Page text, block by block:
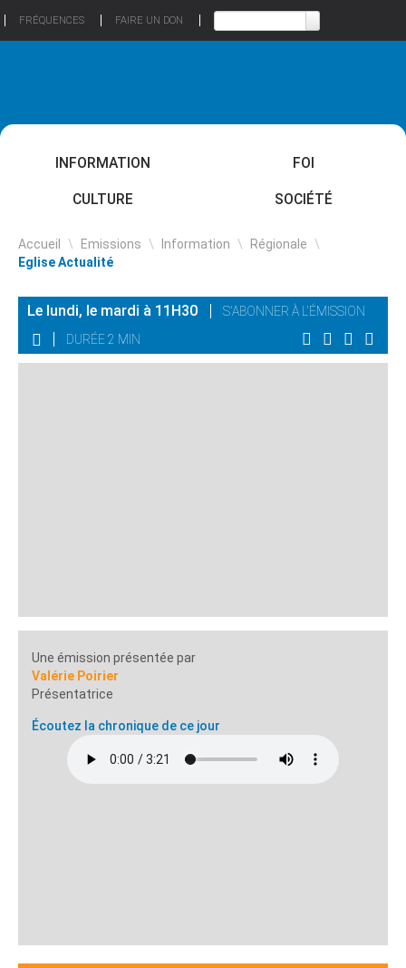
FRÉQUENCES FAIRE UN DON
INFORMATION FOI
CULTURE SOCIÉTÉ
Accueil \ Emissions \ Information \ Régionale \
Eglise Actualité
Le lundi, le mardi à 11H30
S'ABONNER À L'ÉMISSION
DURÉE 2 MIN
Une émission présentée par
Valérie Poirier
Présentatrice
Écoutez la chronique de ce jour